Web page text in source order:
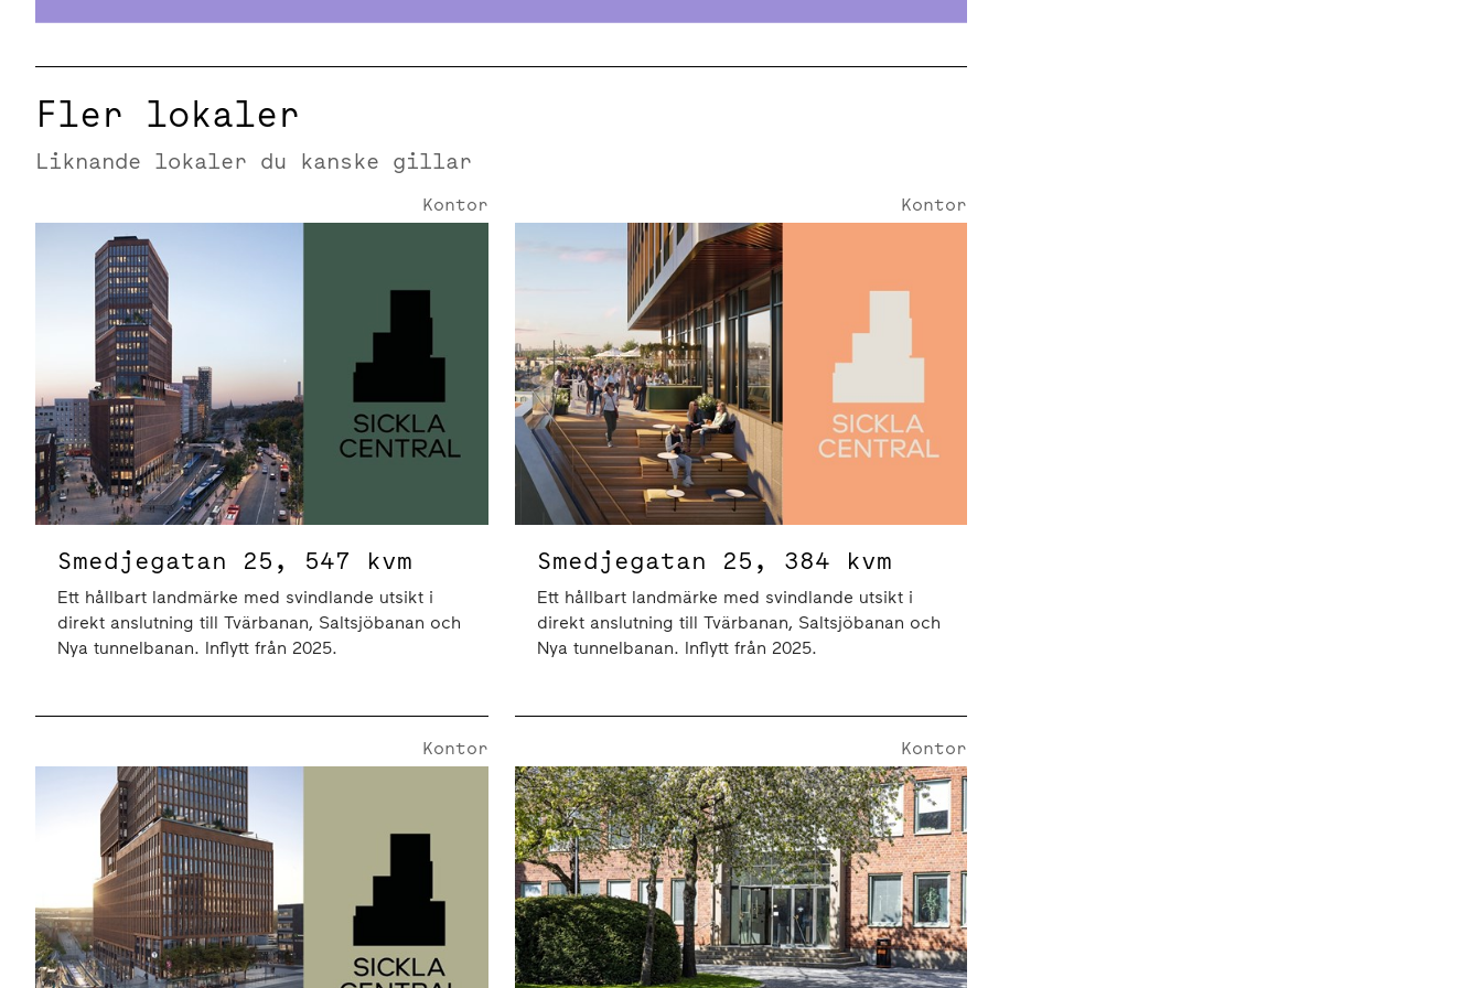
Fler lokaler
Liknande lokaler du kanske gillar
Smedjegatan 25 | 547 Kvm
Kontor
Smedjegatan 25, 547 kvm
Ett hållbart landmärke med svindlande utsikt i
direkt anslutning till Tvärbanan, Saltsjöbanan och
Nya tunnelbanan. Inflytt från 2025.
Smedjegatan 25 | 384 Kvm
Kontor
Smedjegatan 25, 384 kvm
Ett hållbart landmärke med svindlande utsikt i
direkt anslutning till Tvärbanan, Saltsjöbanan och
Nya tunnelbanan. Inflytt från 2025.
Smedjegatan 25 | 605 Kvm
Kontor
Järnvägsgatan 36 | 35 Kvm
Kontor